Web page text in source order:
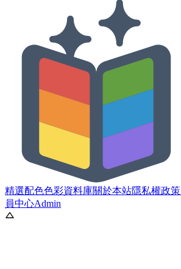
精選配色色彩資料庫關於本站隱私權政策
員中心Admin